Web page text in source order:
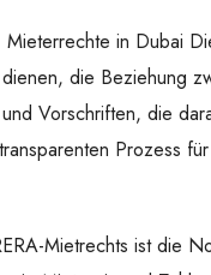
in Dubai
die Beziehung
Vorschriften, die
Prozess
Mietrechts ist die